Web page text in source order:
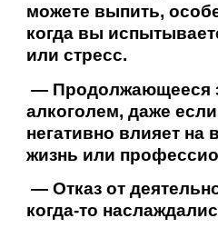
можете выпить,
когда вы
или стресс.
— Продолжающееся
алкоголем, даже
негативно влияет на
жизнь или
— Отказ от
когда-то